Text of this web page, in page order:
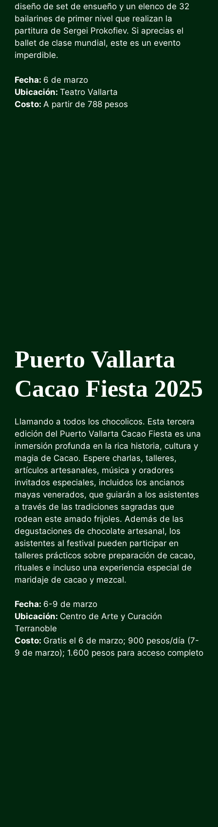
diseño de set de ensueño y un elenco de 32
bailarines de primer nivel que realizan la
partitura de Sergei Prokofiev. Si aprecias el
ballet de clase mundial, este es un evento
imperdible.
Fecha: 6 de marzo
Ubicación: Teatro Vallarta
Costo: A partir de 788 pesos
Puerto Vallarta
Cacao Fiesta 2025
Llamando a todos los chocolicos. Esta tercera
edición del Puerto Vallarta Cacao Fiesta es una
inmersión profunda en la rica historia, cultura y
magia de Cacao. Espere charlas, talleres,
artículos artesanales, música y oradores
invitados especiales, incluidos los ancianos
mayas venerados, que guiarán a los asistentes
a través de las tradiciones sagradas que
rodean este amado frijoles. Además de las
degustaciones de chocolate artesanal, los
asistentes al festival pueden participar en
talleres prácticos sobre preparación de cacao,
rituales e incluso una experiencia especial de
maridaje de cacao y mezcal.
Fecha: 6-9 de marzo
Ubicación: Centro de Arte y Curación
Terranoble
Costo: Gratis el 6 de marzo; 900 pesos/día (7-
9 de marzo); 1.600 pesos para acceso completo